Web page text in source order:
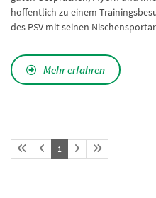
hoffentlich zu einem
des PSV mit seinen
Mehr erfahren
1